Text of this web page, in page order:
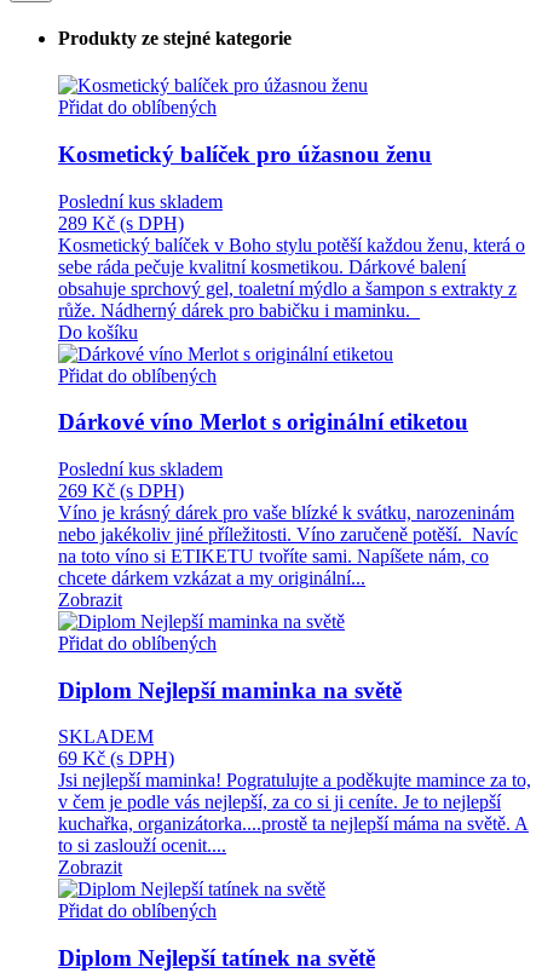
Produkty ze stejné kategorie
Přidat do oblíbených
Kosmetický balíček pro úžasnou ženu
Poslední kus skladem
289 Kč (s DPH)
Kosmetický balíček v Boho stylu potěší každou ženu, která o
sebe ráda pečuje kvalitní kosmetikou. Dárkové balení
obsahuje sprchový gel, toaletní mýdlo a šampon s extrakty z
růže. Nádherný dárek pro babičku i maminku.
Do košíku
Přidat do oblíbených
Dárkové víno Merlot s originální etiketou
Poslední kus skladem
269 Kč (s DPH)
Víno je krásný dárek pro vaše blízké k svátku, narozeninám
nebo jakékoliv jiné příležitosti. Víno zaručeně potěší. Navíc
na toto víno si ETIKETU tvoříte sami. Napíšete nám, co
chcete dárkem vzkázat a my originální...
Zobrazit
Přidat do oblíbených
Diplom Nejlepší maminka na světě
SKLADEM
69 Kč (s DPH)
Jsi nejlepší maminka! Pogratulujte a poděkujte mamince za to,
v čem je podle vás nejlepší, za co si ji ceníte. Je to nejlepší
kuchařka, organizátorka....prostě ta nejlepší máma na světě. A
to si zaslouží ocenit....
Zobrazit
Přidat do oblíbených
Diplom Nejlepší tatínek na světě